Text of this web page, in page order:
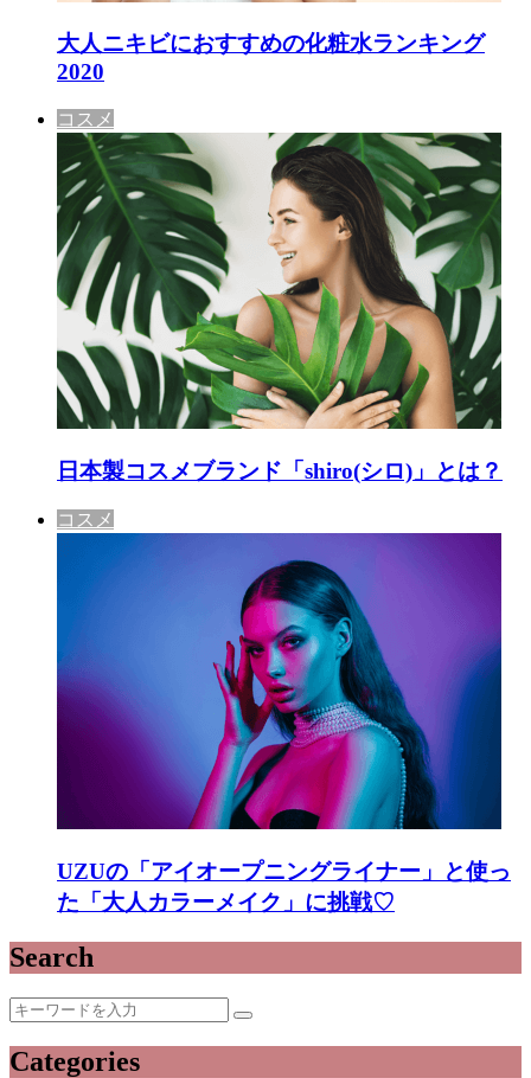
大人ニキビにおすすめの化粧水ランキング
2020
コスメ
日本製コスメブランド「shiro(シロ)」とは？
コスメ
UZUの「アイオープニングライナー」と使っ
た「大人カラーメイク」に挑戦♡
Search
Categories